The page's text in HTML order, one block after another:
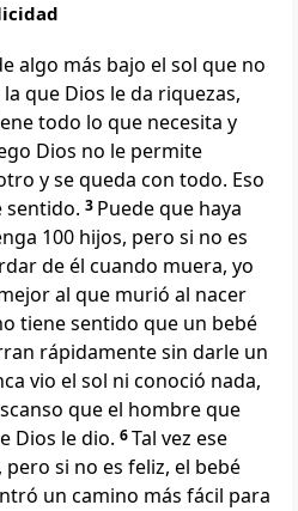
algo más bajo el sol que no
que Dios le da riquezas,
todo lo que necesita y
Dios no le permite
y se queda con todo. Eso
sentido. 3 Puede que haya
100 hijos, pero si no es
de él cuando muera, yo
al que murió al nacer
tiene sentido que un bebé
rápidamente sin darle un
vio el sol ni conoció nada,
que el hombre que
Dios le dio. 6Tal vez ese
si no es feliz, el bebé
un camino más fácil para